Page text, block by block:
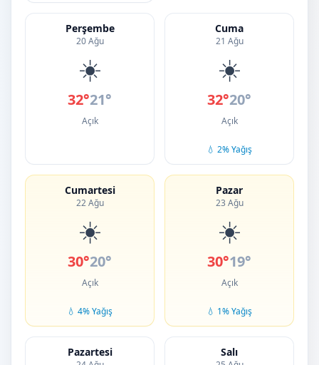
Perşembe
20 Ağu
☀️
32°21°
Açık
Cuma
21 Ağu
☀️
32°20°
Açık
💧 2% Yağış
Cumartesi
22 Ağu
☀️
30°20°
Açık
💧 4% Yağış
Pazar
23 Ağu
☀️
30°19°
Açık
💧 1% Yağış
Pazartesi Salı